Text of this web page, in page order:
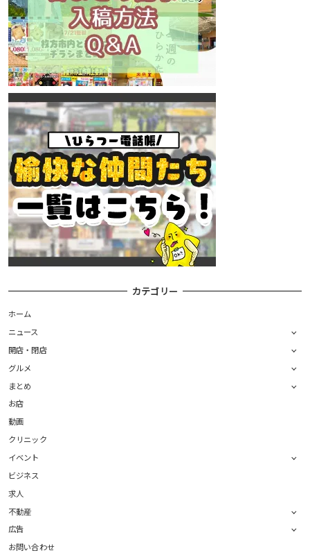
カテゴリー
ホーム
ニュース
開店・閉店
グルメ
まとめ
お店
動画
クリニック
イベント
ビジネス
求人
不動産
広告
お問い合わせ